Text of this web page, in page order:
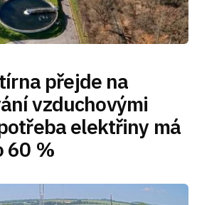
přejde na
vzduchovými
elektřiny má
60 %